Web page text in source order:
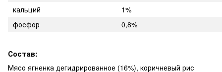
кальций
1%
фосфор
0,8%
Состав:
Мясо ягненка дегидрированное (16%), коричневый рис